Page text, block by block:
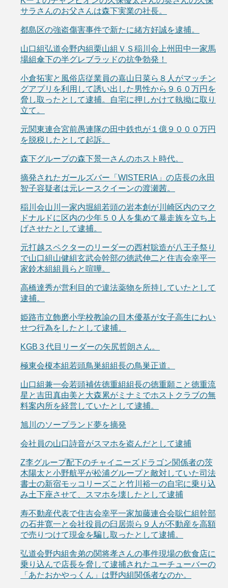
サラさんのお父さんは森下実業の社長。
都島区の強盗傷害事件で新たに緒方好誠を逮捕。
山口組弘道会野内組栗山組ＶＳ稲川会上州田中一家馬
場組傘下の半グレブラッドの抗争勃発！
小倉拓実と風俗店従業員の嘉山日菜ら８人がマッチン
グアプリを利用して誘い出した男性から９６０万円を
脅し取ったとして逮捕。自宅に押しかけて執拗に取り
立て。
元関東連合宮前愚連隊の田中鉄也が１億９０００万円
を脱税したとして起訴。
森下グループの森下景一さんのホスト時代。
摘発されたガールズバー「WISTERIA」の店長の永田
智子容疑者は元レースクイーンの渡瀬茜。
稲川会山川一家内堀組若頭の岩本創が川崎区内のマク
ドナルドに区内の少年５０人を集めて暴走族を立ち上
げさせたとして逮捕。
元打越スペクターのリーダーの西村聡造が八王子祭り
で山口組山健組玄武会幹部の徳武伸二と住吉会幸平一
家鈴木組組員らと喧嘩。
高橋達秀が営利目的で違法薬物を所持していたとして
逮捕。
姫路市立飾磨小学校教諭の目木優基が女子高生にわい
せつ行為をしたとして逮捕。
KGB３代目リーダーの矢尻哲朗さん。
極東会榎本組若頭鳥巣組組長の鳥巣正道。
山口組兼一会若頭補佐徳重組組長の徳重願こと徳重流
星と吉田真由美と大森累がミナミでホストクラブの無
料案内所を経営していたとして逮捕。
旭川のソープランド夢を摘発
会社員の山口詩音がスマホを盗んだとして逮捕
Z李グループ配下のチャイニーズドラゴン関係者の茨
木陽太と小野航平が松浦グループと敵対していた司法
書士の新宿モッコリーズこと竹川裕一の自宅に乗り込
み土下座させて、スマホを壊したとして逮捕
寿不動産代表で住吉会幸平一家加藤連合会聡仁組幹部
の石井寛一と会社役員の臼居崇ら９人が不動産を高額
で売りつけて現金を騙し取ったとして逮捕。
弘道会野内組舎弟の関将孝さんの事件現場の飲食店に
乗り込んで店長を脅して逮捕されたユーチューバーの
「あたおかやっくん」は野内組関係者なのか。